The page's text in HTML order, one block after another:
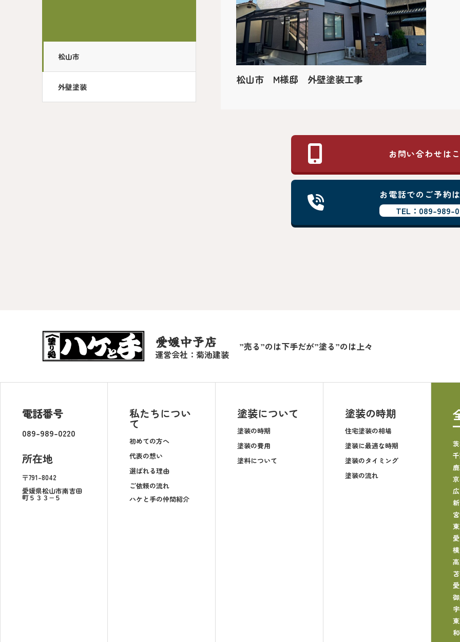
松山市
外壁塗装
松山市 M様邸 外壁塗装工事
お問い合わせは
お電話でのご予約
TEL：089-989-
愛媛中予店
運営会社：菊池建装
”売る”のは下手だが”塗る”のは上々
電話番号
089-989-0220
所在地
〒791-8042
愛媛県松山市南吉田
町５３３−５
私たちについ
て
初めての方へ
代表の想い
選ばれる理由
ご依頼の流れ
ハケと手の仲間紹介
塗装について
塗装の時期
塗装の費用
塗料について
塗装の時期
住宅塗装の相場
塗装に最適な時期
塗装のタイミング
塗装の流れ